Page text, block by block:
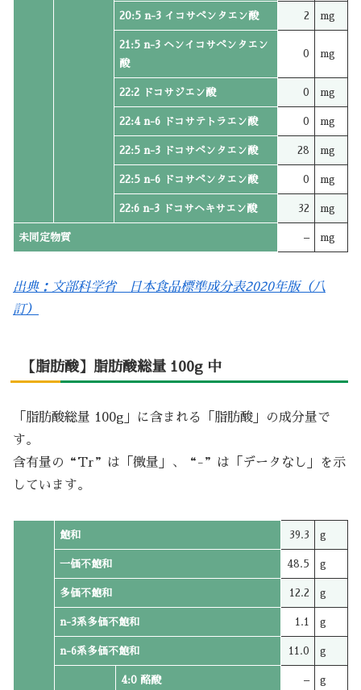
20:5 n-3 イコサペンタエン酸 2 mg
21:5 n-3 ヘンイコサペンタエン
酸
0 mg
22:2 ドコサジエン酸 0 mg
22:4 n-6 ドコサテトラエン酸 0 mg
22:5 n-3 ドコサペンタエン酸 28 mg
22:5 n-6 ドコサペンタエン酸 0 mg
22:6 n-3 ドコサヘキサエン酸 32 mg
未同定物質 – mg
出典：文部科学省 日本食品標準成分表2020年版（八
訂）
【脂肪酸】脂肪酸総量 100g 中
「脂肪酸総量 100g」に含まれる「脂肪酸」の成分量で
す。
含有量の“Tr”は「微量」、“-”は「データなし」を示
しています。
飽和 39.3 g
一価不飽和 48.5 g
多価不飽和 12.2 g
n-3系多価不飽和 1.1 g
n-6系多価不飽和 11.0 g
4:0 酪酸 – g